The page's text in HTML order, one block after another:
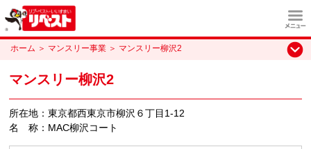
ホーム ＞ マンスリー事業 ＞ マンスリー柳沢2
マンスリー柳沢2
所在地：東京都西東京市柳沢６丁目1-12
名 称：MAC柳沢コート